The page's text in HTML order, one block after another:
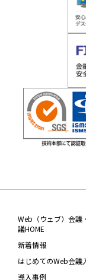
Web（ウェブ）会議
議HOME
新着情報
はじめてのWeb会議
導入事例